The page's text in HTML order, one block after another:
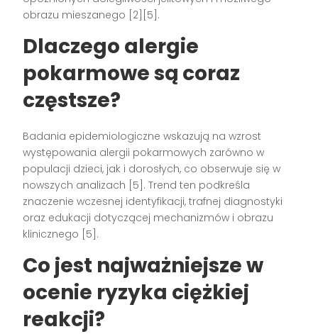
obrazu mieszanego [2][5].
Dlaczego alergie
pokarmowe są coraz
częstsze?
Badania epidemiologiczne wskazują na wzrost
występowania alergii pokarmowych zarówno w
populacji dzieci, jak i dorosłych, co obserwuje się w
nowszych analizach [5]. Trend ten podkreśla
znaczenie wczesnej identyfikacji, trafnej diagnostyki
oraz edukacji dotyczącej mechanizmów i obrazu
klinicznego [5].
Co jest najważniejsze w
ocenie ryzyka ciężkiej
reakcji?